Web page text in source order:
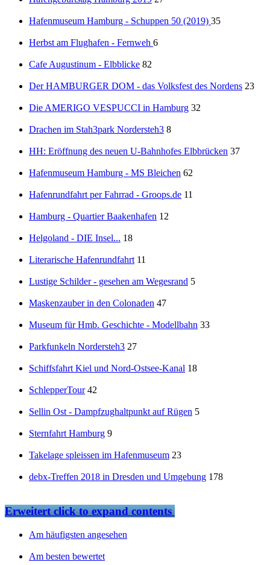
Hafenmuseum Hamburg - Schuppen 50 (2019) 35
Herbst am Flughafen - Fernweh 6
Cafe Augustinum - Elbblicke 82
Der HAMBURGER DOM - das Volksfest des Nordens 23
Die AMERIGO VESPUCCI in Hamburg 32
Drachen im Stah3park Nordersteh3 8
HH: Eröffnung des neuen U-Bahnhofes Elbbrücken 37
Hafenmuseum Hamburg - MS Bleichen 62
Hafenrundfahrt per Fahrrad - Groops.de 11
Hamburg - Quartier Baakenhafen 12
Helgoland - DIE Insel... 18
Literarische Hafenrundfahrt 11
Lustige Schilder - gesehen am Wegesrand 5
Maskenzauber in den Colonaden 47
Museum für Hmb. Geschichte - Modellbahn 33
Parkfunkeln Nordersteh3 27
Schiffsfahrt Kiel und Nord-Ostsee-Kanal 18
SchlepperTour 42
Sellin Ost - Dampfzughaltpunkt auf Rügen 5
Sternfahrt Hamburg 9
Takelage spleissen im Hafenmuseum 23
debx-Treffen 2018 in Dresden und Umgebung 178
Erweitertclick to expand contents
Am häufigsten angesehen
Am besten bewertet